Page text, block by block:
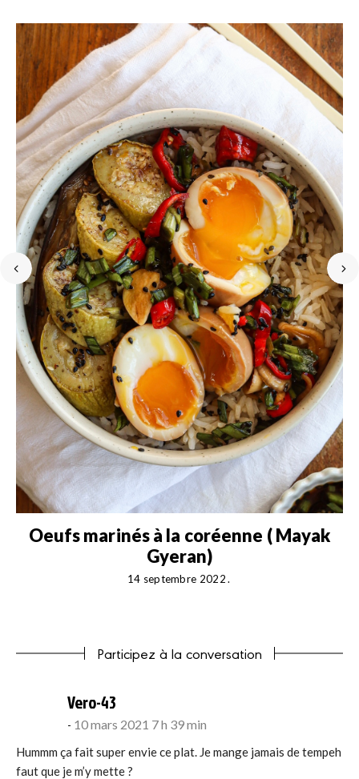
Oeufs marinés à la coréenne ( Mayak
Gyeran)
14 septembre 2022
Participez à la conversation
Vero-43
10 mars 2021 7 h 39 min
Hummm ça fait super envie ce plat. Je mange jamais de tempeh
faut que je m’y mette ?